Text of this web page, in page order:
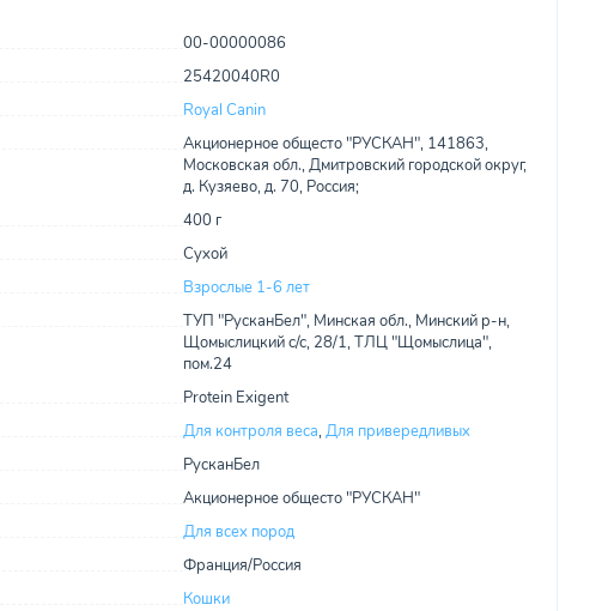
00-00000086
25420040R0
Royal Canin
Акционерное общесто "РУСКАН", 141863,
Московская обл., Дмитровский городской округ,
д. Кузяево, д. 70, Россия;
400 г
Сухой
Взрослые 1-6 лет
ТУП "РусканБел", Минская обл., Минский р-н,
Щомыслицкий с/с, 28/1, ТЛЦ "Щомыслица",
пом.24
Protein Exigent
Для контроля веса,Для привередливых
РусканБел
Акционерное общесто "РУСКАН"
Для всех пород
Франция/Россия
Кошки